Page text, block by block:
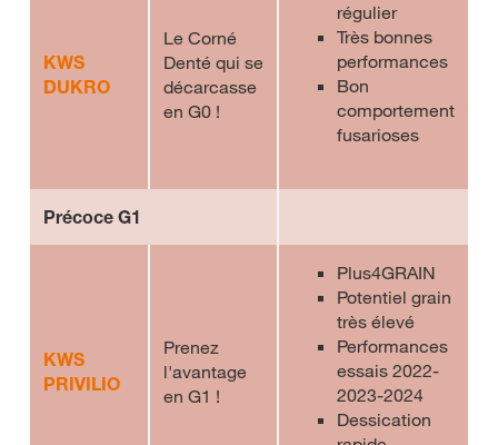
KWS
DUKRO
Le Corné
Denté qui se
décarcasse
en G0 !
régulier
Très bonnes
performances
Bon
comportement
fusarioses
Précoce G1
KWS
PRIVILIO
Prenez
l'avantage
en G1 !
Plus4GRAIN
Potentiel grain
très élevé
Performances
essais 2022-
2023-2024
Dessication